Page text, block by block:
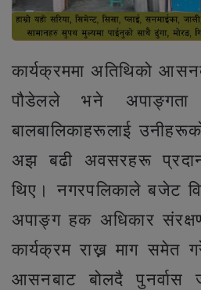
कार्यक्रममा अतिथिको
पौडेलले भने
बालबालिकाहरूलाई
अझ बढी अवसरहरू
थिए। नगरपलिकाले बजेट
अपाङ्ग हक अधिकार
कार्यक्रम राख्न माग समेत
आसनबाट बोलदै पुनर्वास